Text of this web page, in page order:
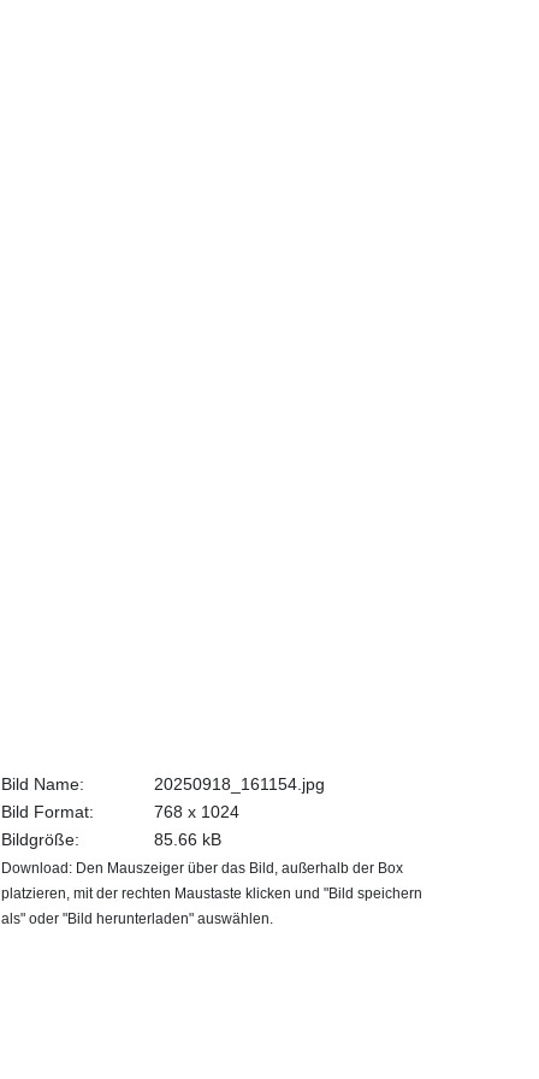
Bild Name:
20250918_161154.jpg
Bild Format:
768 x 1024
Bildgröße:
85.66 kB
Download: Den Mauszeiger über das Bild, außerhalb der Box
platzieren, mit der rechten Maustaste klicken und "Bild speichern
als" oder "Bild herunterladen" auswählen.